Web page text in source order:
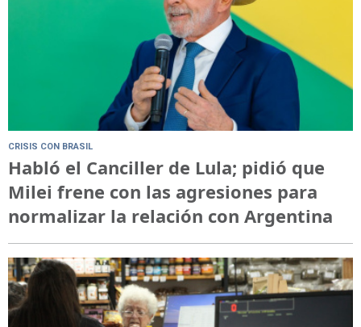
CRISIS CON BRASIL
Habló el Canciller de Lula; pidió que
Milei frene con las agresiones para
normalizar la relación con Argentina